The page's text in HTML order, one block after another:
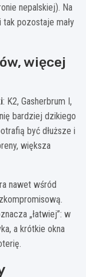
nepalskiej). Na
pozostaje mały
więcej
: K2, Gasherbrum I,
bardziej dzikiego
być dłuższe i
większa
nawet wśród
„łatwiej”: w
a krótkie okna